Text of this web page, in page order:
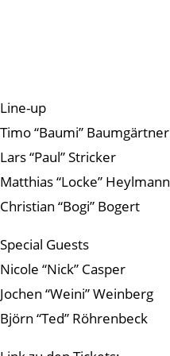
Line-up
Timo “Baumi” Baumgärtner
Lars “Paul” Stricker
Matthias “Locke” Heylmann
Christian “Bogi” Bogert
Special Guests
Nicole “Nick” Casper
Jochen “Weini” Weinberg
Björn “Ted” Röhrenbeck